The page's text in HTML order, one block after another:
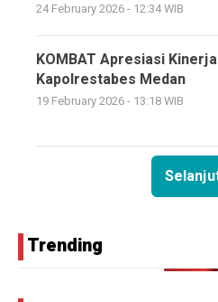
24 February 2026 - 12:34 WIB
KOMBAT Apresiasi Kinerja
Kapolrestabes Medan
19 February 2026 - 13:18 WIB
Trending